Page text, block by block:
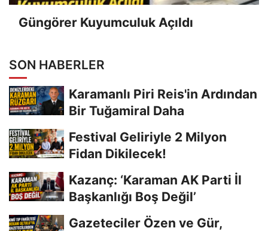
Güngörer Kuyumculuk Açıldı
SON HABERLER
Karamanlı Piri Reis'in Ardından
Bir Tuğamiral Daha
Festival Geliriyle 2 Milyon
Fidan Dikilecek!
Kazanç: ‘Karaman AK Parti İl
Başkanlığı Boş Değil’
Gazeteciler Özen ve Gür,